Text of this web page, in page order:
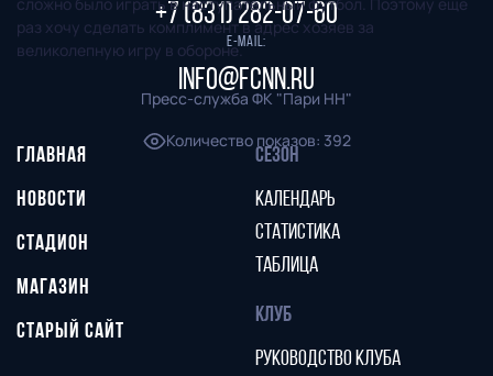
сложно было играть в наступательный футбол. Поэтому еще
раз хочу сделать комплимент в адрес хозяев за
великолепную игру в обороне.
Пресс-служба ФК "Пари НН"
Количество показов: 392
+7 (831) 282-07-60
E-mail:
info@fcnn.ru
ГЛАВНАЯ
НОВОСТИ
СТАДИОН
МАГАЗИН
СТАРЫЙ САЙТ
СЕЗОН
КАЛЕНДАРЬ
СТАТИСТИКА
ТАБЛИЦА
КЛУБ
РУКОВОДСТВО КЛУБА